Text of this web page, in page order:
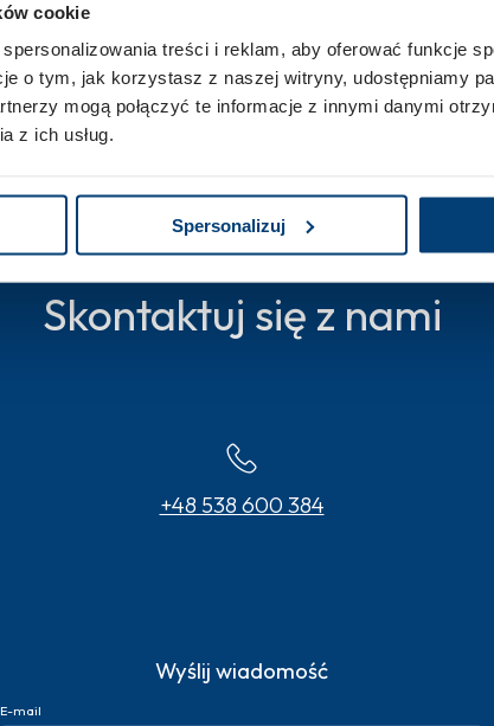
cookie
treści i reklam, aby oferować funkcje
o tym, jak korzystasz z naszej witryny, udostępniamy
mogą połączyć te informacje z innymi danymi
z ich usług.
Spersonalizuj
1 2 3 4 5 … 8
Skontaktuj się z nami
+48 538 600 384
Wyślij wiadomość
E-mail